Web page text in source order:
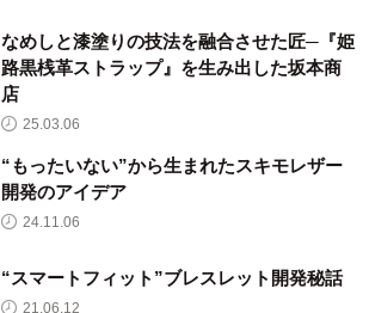
なめしと漆塗りの技法を融合させた匠─『姫
路黒桟革ストラップ』を生み出した坂本商
店
25.03.06
“もったいない”から生まれたスキモレザー
開発のアイデア
24.11.06
“スマートフィット”ブレスレット開発秘話
21.06.12